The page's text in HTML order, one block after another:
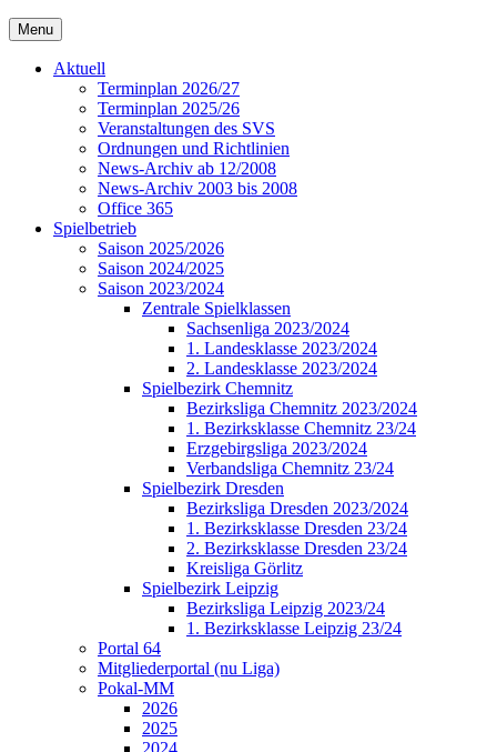
Menu
Aktuell
Terminplan 2026/27
Terminplan 2025/26
Veranstaltungen des SVS
Ordnungen und Richtlinien
News-Archiv ab 12/2008
News-Archiv 2003 bis 2008
Office 365
Spielbetrieb
Saison 2025/2026
Saison 2024/2025
Saison 2023/2024
Zentrale Spielklassen
Sachsenliga 2023/2024
1. Landesklasse 2023/2024
2. Landesklasse 2023/2024
Spielbezirk Chemnitz
Bezirksliga Chemnitz 2023/2024
1. Bezirksklasse Chemnitz 23/24
Erzgebirgsliga 2023/2024
Verbandsliga Chemnitz 23/24
Spielbezirk Dresden
Bezirksliga Dresden 2023/2024
1. Bezirksklasse Dresden 23/24
2. Bezirksklasse Dresden 23/24
Kreisliga Görlitz
Spielbezirk Leipzig
Bezirksliga Leipzig 2023/24
1. Bezirksklasse Leipzig 23/24
Portal 64
Mitgliederportal (nu Liga)
Pokal-MM
2026
2025
2024